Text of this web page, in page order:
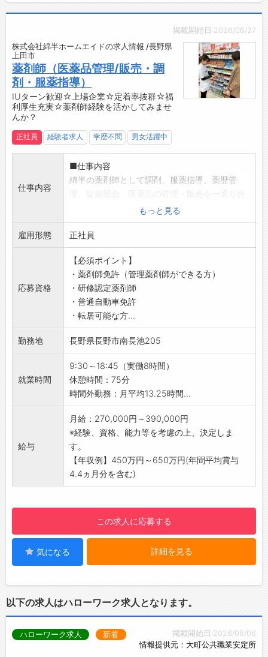
軟膏練り機等 薬剤師の仕事環境を整えており
掲載開始日:2026/06/27
株式会社綿半ホームエイドの求人情報 /長野県
上田市
薬剤師（医薬品管理/販売・調
剤・服薬指導）
IUターン歓迎☆上場企業☆定着率抜群☆福
利厚生充実☆薬剤師経験を活かしてみませ
んか？
正社員 経験者求人 学歴不問 男女活躍中
仕事内容
■仕事内容
綿半の薬剤師として調剤、服薬指導、薬歴管
地域に密着しながら、新しい店舗で新しい事
業・取り組みになりますので、そんな環境でチ
ャレンジしたい方も大歓迎です！
●お仕事内容詳細
地域のお客様を支える生活インフラとして、新
たに綿半店舗で医薬品の販売を行います！
薬剤師の経験を新たな環境で活かせるチャンス
です！
「地域密着」の想いはもちろん、新しい事業で
すので、チャレンジしたい方も大歓迎です！
・地域密着しながら、薬剤師の経験が活かせる
・新規立ち上げの為、自分の考えを発揮できる
・成長中の企業のため、新しいことにチャレン
ジできる
・「一店舗一経営」で自由な店舗運営
■勤務地について
下記のいずれかとなります。
希望勤務地があればお気軽にご相談ください。
安曇野市、松本市、塩尻市、諏訪市、箕輪町
、伊那市、飯田市
もっと見る
雇用形態 正社員
応募資格
【必須ポイント】
・薬剤師免許（管理薬剤師ができる方）
・研修認定薬剤師
・普通自動車免許
・転居可能な方...
勤務地 長野県長野市南長池205
就業時間
9:30～18:45（実働8時間）
休憩時間：75分
時間外勤務：月平均13.25時間...
給与
月給：270,000円～390,000円
※経験、資格、能力等を考慮の上、決定しま
す。
【年収例】450万円～650万円(年間平均賞与
4.4ヵ月分を含む)
この求人に応募する
気になる 詳細を見る
以下の求人はハローワーク求人となります。
掲載開始日:2026/08/06
情報提供元：大町公共職業安定所
ハローワーク求人 新着